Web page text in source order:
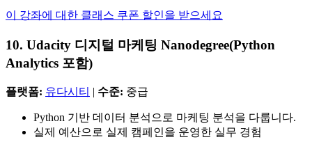
이 강좌에 대한 클래스 쿠폰 할인을 받으세요
10. Udacity 디지털 마케팅 Nanodegree(Python
Analytics 포함)
플랫폼: 유다시티 | 수준: 중급
Python 기반 데이터 분석으로 마케팅 분석을 다룹니다.
실제 예산으로 실제 캠페인을 운영한 실무 경험